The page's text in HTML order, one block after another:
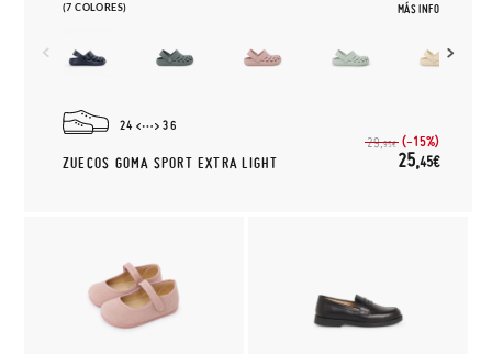
(7 COLORES) MÁS INFO
24 36
ZUECOS GOMA SPORT EXTRA LIGHT
29,95€ (-15%)
25,45€